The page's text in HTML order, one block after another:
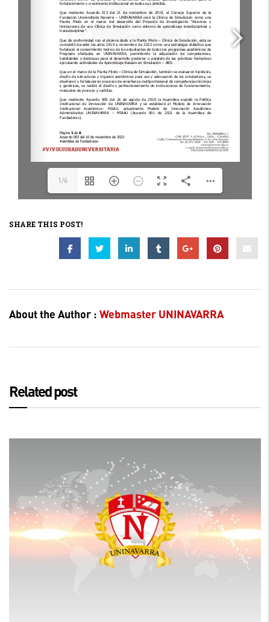
1/6
SHARE THIS POST!
About the Author : Webmaster UNINAVARRA
Related post